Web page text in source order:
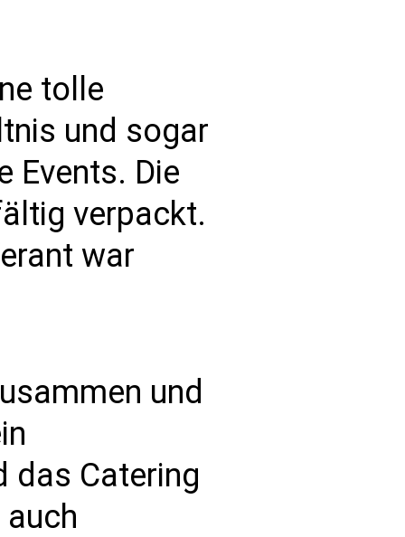
tolle
und sogar
Events. Die
verpackt.
war
und
das Catering